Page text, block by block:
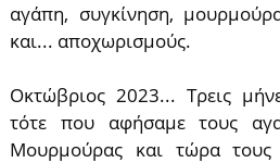
αγάπη, συγκίνηση,
και... αποχωρισμούς.
Οκτώβριος 2023... Τρεις
τότε που αφήσαμε τους
Μουρμούρας και τώρα